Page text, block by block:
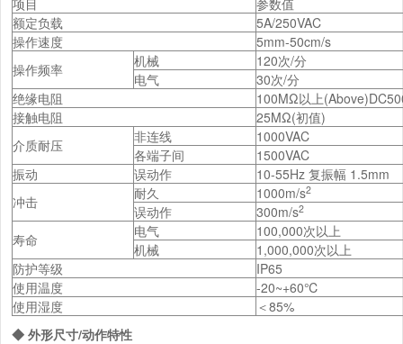
额定负载
5A/250VAC
操作速度
5mm-50cm/s
操作频率
机械
120次/分
电气
30次/分
绝缘电阻
100MΩ以上
接触电阻
25MΩ(初值)
介质耐压
非连线
1000VAC
各端子间
1500VAC
振动
误动作
10-55Hz 复振幅 1.5mm
冲击
耐久 1000m/s2
误动作 300m/s2
寿命 电气
100,000次以上
机械
1,000,000次以上
防护等级
IP65
使用温度
-20~+60℃
使用湿度
＜85%
◆ 外形尺寸/动作特性